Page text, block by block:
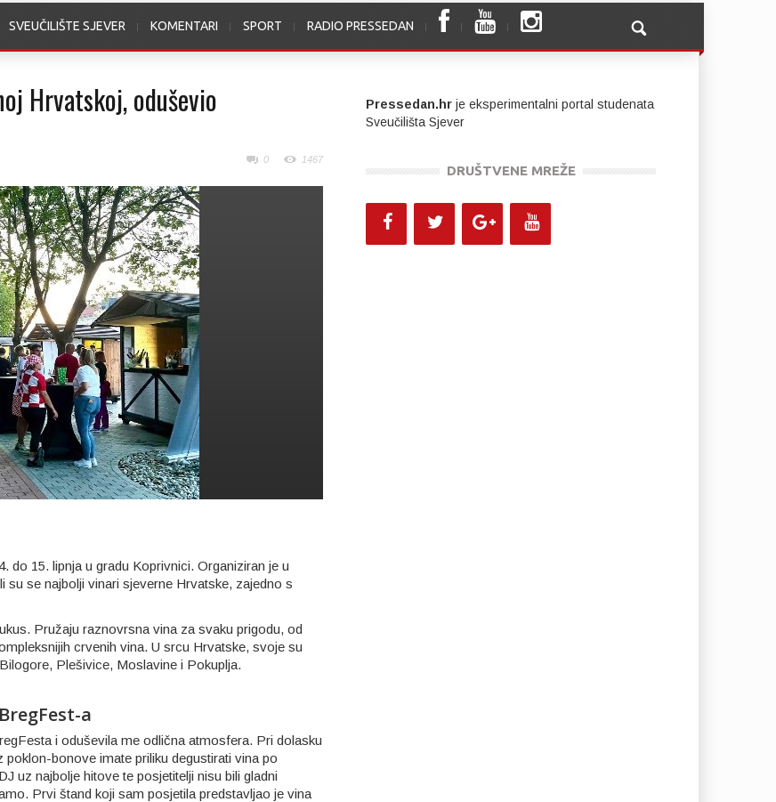
SVEUČILIŠTE SJEVER KOMENTARI SPORT RADIO PRESSEDAN
Hrvatskoj, oduševio
0 1467
15. lipnja u gradu Koprivnici. Organiziran je u
se najbolji vinari sjeverne Hrvatske, zajedno s
Pružaju raznovrsna vina za svaku prigodu, od
crvenih vina. U srcu Hrvatske, svoje su
Plešivice, Moslavine i Pokuplja.
a
i oduševila me odlična atmosfera. Pri dolasku
bonove imate priliku degustirati vina po
uz najbolje hitove te posjetitelji nisu bili gladni
Prvi štand koji sam posjetila predstavljao je vina
Pressedan.hr je eksperimentalni portal studenata
Sveučilišta Sjever
DRUŠTVENE MREŽE